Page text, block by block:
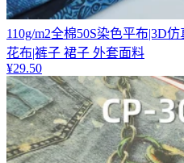
110g/m2全棉50S染色平布|3D
花布|裤子 裙子 外套面料
¥29.50